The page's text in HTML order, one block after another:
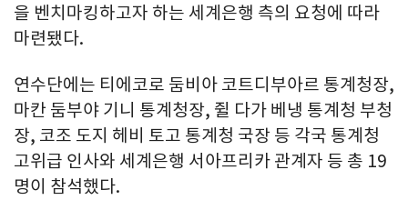
을 벤치마킹하고자 하는 세계은행 측의 요청에 따라
마련됐다.
연수단에는 티에코로 둠비아 코트디부아르 통계청장,
마칸 둠부야 기니 통계청장, 쥘 다가 베냉 통계청 부청
장, 코조 도지 헤비 토고 통계청 국장 등 각국 통계청
고위급 인사와 세계은행 서아프리카 관계자 등 총 19
명이 참석했다.